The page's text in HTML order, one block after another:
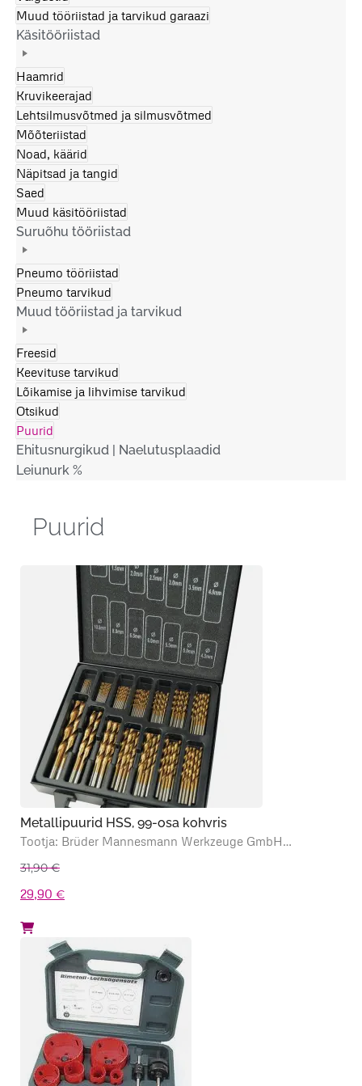
Muud tööriistad ja tarvikud garaazi
Käsitööriistad
Haamrid
Kruvikeerajad
Lehtsilmusvõtmed ja silmusvõtmed
Mõõteriistad
Noad, käärid
Näpitsad ja tangid
Saed
Muud käsitööriistad
Suruõhu tööriistad
Pneumo tööriistad
Pneumo tarvikud
Muud tööriistad ja tarvikud
Freesid
Keevituse tarvikud
Lõikamise ja lihvimise tarvikud
Otsikud
Puurid
Ehitusnurgikud | Naelutusplaadid
Leiunurk %
Puurid
Metallipuurid HSS, 99-osa kohvris
Tootja: Brüder Mannesmann Werkzeuge GmbH…
31,90€
Algne
hind
oli:
31,90 €.
29,90 €Praegune
on:
29,90 €.